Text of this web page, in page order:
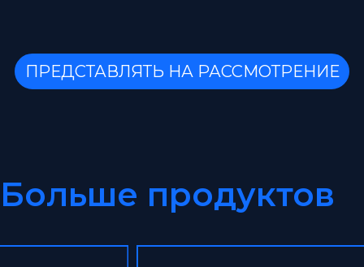
ПРЕДСТАВЛЯТЬ НА РАССМОТРЕНИЕ
Больше продуктов